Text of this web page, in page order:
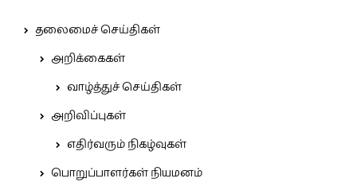
தலைமைச் செய்திகள்
அறிக்கைகள்
வாழ்த்துச் செய்திகள்
அறிவிப்புகள்
எதிர்வரும் நிகழ்வுகள்
பொறுப்பாளர்கள் நியமனம்